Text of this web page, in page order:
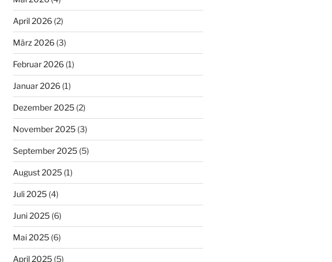
April 2026(2)
März 2026(3)
Februar 2026(1)
Januar 2026(1)
Dezember 2025(2)
November 2025(3)
September 2025(5)
August 2025(1)
Juli 2025(4)
Juni 2025(6)
Mai 2025(6)
April 2025(5)